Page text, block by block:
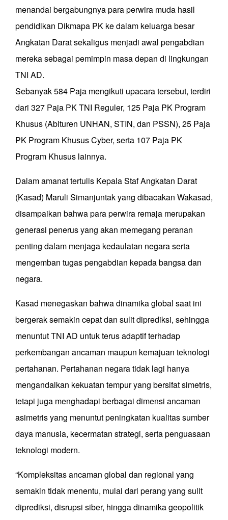
menandai bergabungnya para perwira muda hasil
pendidikan Dikmapa PK ke dalam keluarga besar
Angkatan Darat sekaligus menjadi awal pengabdian
mereka sebagai pemimpin masa depan di lingkungan
TNI AD.
Sebanyak 584 Paja mengikuti upacara tersebut, terdiri
dari 327 Paja PK TNI Reguler, 125 Paja PK Program
Khusus (Abituren UNHAN, STIN, dan PSSN), 25 Paja
PK Program Khusus Cyber, serta 107 Paja PK
Program Khusus lainnya.
Dalam amanat tertulis Kepala Staf Angkatan Darat
(Kasad) Maruli Simanjuntak yang dibacakan Wakasad,
disampaikan bahwa para perwira remaja merupakan
generasi penerus yang akan memegang peranan
penting dalam menjaga kedaulatan negara serta
mengemban tugas pengabdian kepada bangsa dan
negara.
Kasad menegaskan bahwa dinamika global saat ini
bergerak semakin cepat dan sulit diprediksi, sehingga
menuntut TNI AD untuk terus adaptif terhadap
perkembangan ancaman maupun kemajuan teknologi
pertahanan. Pertahanan negara tidak lagi hanya
mengandalkan kekuatan tempur yang bersifat simetris,
tetapi juga menghadapi berbagai dimensi ancaman
asimetris yang menuntut peningkatan kualitas sumber
daya manusia, kecermatan strategi, serta penguasaan
teknologi modern.
“Kompleksitas ancaman global dan regional yang
semakin tidak menentu, mulai dari perang yang sulit
diprediksi, disrupsi siber, hingga dinamika geopolitik